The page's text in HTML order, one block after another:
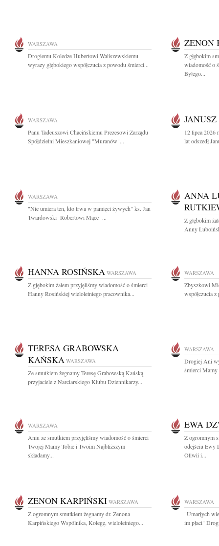
WARSZAWA
Drogiemu Koledze Hubertowi Waliszewskiemu
wyrazy głębokiego współczucia z powodu śmierci...
ZENON
Z głębokim
wiadomość o
Byłego...
WARSZAWA
Panu Tadeuszowi Chacińskiemu Prezesowi Zarządu
Spółdzielni Mieszkaniowej "Muranów"...
12 lipca 2026
lat odszedł
WARSZAWA
"Nie umiera ten, kto trwa w pamięci żywych" ks. Jan
Twardowski Robertowi Mące ...
ANNA
Z głębokim
Anny
HANNA ROSIŃSKA WARSZAWA
Z głębokim żalem przyjęliśmy wiadomość o śmierci
Hanny Rosińskiej wieloletniego pracownika...
WARSZAWA
Zbyszkowi
współczucia
TERESA GRABOWSKA
KAŃSKA WARSZAWA
Ze smutkiem żegnamy Teresę Grabowską Kańską
przyjaciele z Narciarskiego Klubu Dziennikarzy...
WARSZAWA
Drogiej Ani
śmierci Mamy
WARSZAWA
Aniu ze smutkiem przyjęliśmy wiadomość o śmierci
Twojej Mamy Tobie i Twoim Najbliższym
składamy...
EWA
Z ogromnym
odejściu Ewy
Oliwii i...
ZENON KARPIŃSKI WARSZAWA
Z ogromnym smutkiem żegnamy dr. Zenona
Karpińskiego Wspólnika, Kolegę, wieloletniego...
WARSZAWA
"Umarłych
im płaci"